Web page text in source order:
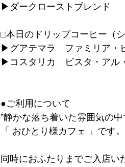
▶︎ダークローストブレンド
□本日のドリップコーヒー（
▶︎グアテマラ　ファミリア・
▶︎コスタリカ　ビスタ・アル
●ご利用について
”静かな落ち着いた雰囲気の
「 おひとり様カフェ 」です。
同時におふたりまでご入店い